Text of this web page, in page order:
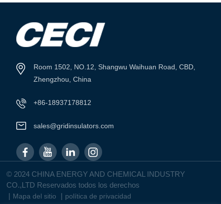
VER MÁS
Room 1502, NO.12, Shangwu Waihuan Road, CBD,
Zhengzhou, China
+86-18937178812
sales@gridinsulators.com
© 2024 CHINA ENERGY AND CHEMICAL INDUSTRY
CO.,LTD Reservados todos los derechos
| Mapa del sitio | política de privacidad